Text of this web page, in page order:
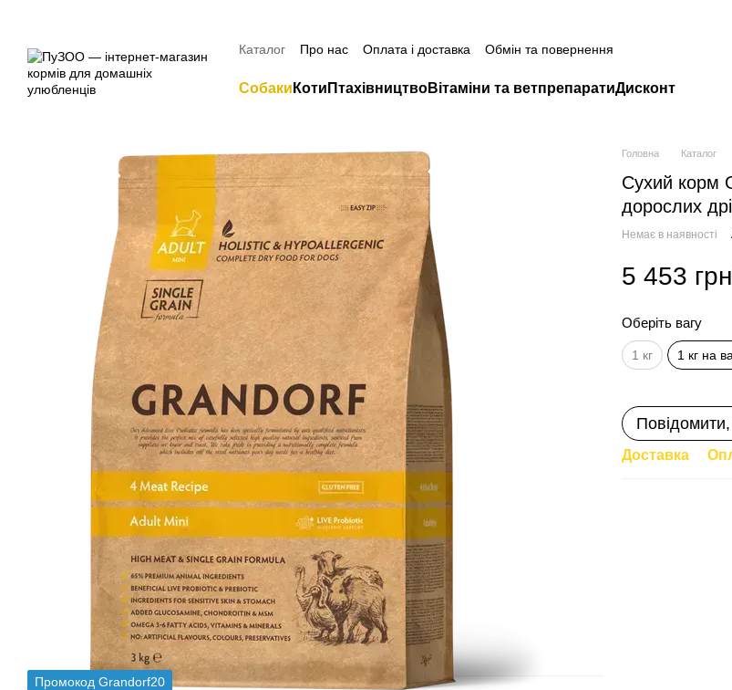
Каталог Про нас Оплата і доставка
Обмін та повернення
Собаки Коти ПтахівництвоВітаміни та ветпрепаратиДисконт
Промокод Grandorf20
Головна Каталог
Сухий корм
дорослих
Немає в наявності
5 453
Оберіть вагу
1 кг 1 кг на
Доставка